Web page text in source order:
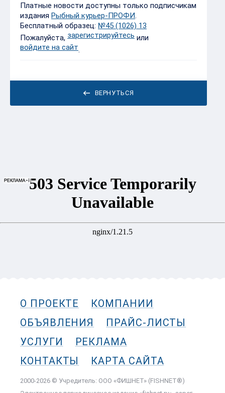
Платные новости доступны только подписчикам
издания Рыбный курьер-ПРОФИ.
Бесплатный образец: №45 (1026) 13
Пожалуйста, зарегистрируйтесь или
войдите на сайт.
ВЕРНУТЬСЯ
О ПРОЕКТЕ
КОМПАНИИ
ОБЪЯВЛЕНИЯ
ПРАЙС-ЛИСТЫ
УСЛУГИ
РЕКЛАМА
КОНТАКТЫ
КАРТА САЙТА
2000-2026 © Учредитель: ООО «ФИШНЕТ» (FISHNET®)